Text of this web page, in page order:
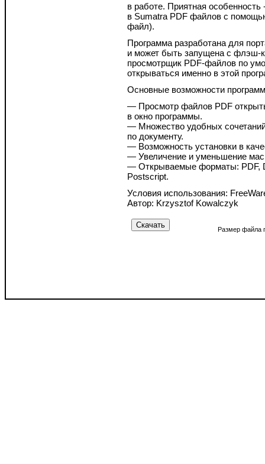
в работе. Приятная
в Sumatra PDF файлов с
файл).
Программа разработана для
и может быть запущена с флэш-
просмотрщик PDF-файлов по
открываться именно в этой
Основные возможности
— Просмотр файлов PDF
в окно программы.
— Множество удобных
по документу.
— Возможность установки в
— Увеличение и уменьшение
— Открываемые форматы: PDF,
Postscript.
Условия использования:
Автор: Krzysztof Kowalczyk
Размер файла